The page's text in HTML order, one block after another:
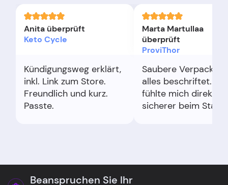
Anita überprüft
Keto Cycle
Kündigungsweg erklärt,
inkl. Link zum Store.
Freundlich und kurz.
Passte.
Marta Martullaa
überprüft
ProviThor
Saubere
alles beschriftet. Ich
fühlte mich direkt
sicherer beim
Beanspruchen Sie Ihr